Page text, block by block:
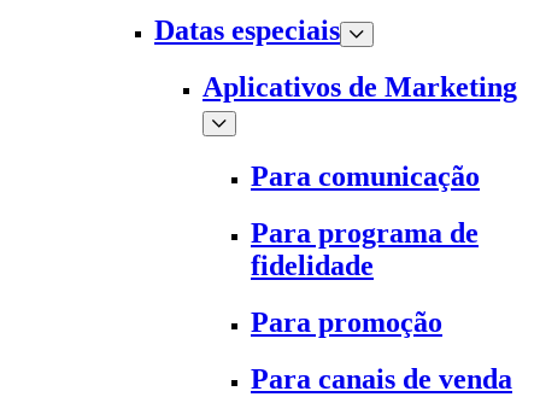
Datas especiais
Aplicativos de Marketing
Para comunicação
Para programa de
fidelidade
Para promoção
Para canais de venda